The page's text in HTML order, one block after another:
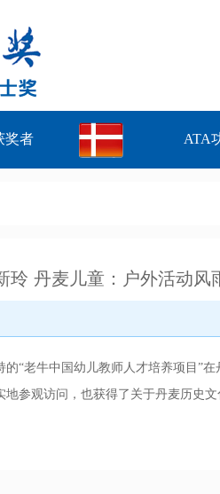
奖者 ATA
玲 丹麦儿童：户外活动风
“老牛中国幼儿教师人才培养项目”
参观访问，也获得了关于丹麦历史